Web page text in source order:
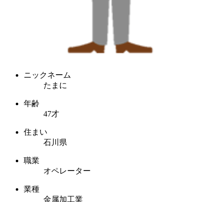
ニックネーム
たまに
年齢
47才
住まい
石川県
職業
オペレーター
業種
金属加工業